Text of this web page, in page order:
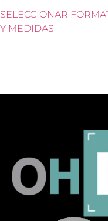
SELECCIONAR
Y MEDIDAS